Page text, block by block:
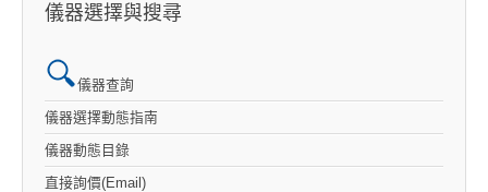
儀器選擇與搜尋
儀器查詢
儀器選擇動態指南
儀器動態目錄
直接詢價(Email)